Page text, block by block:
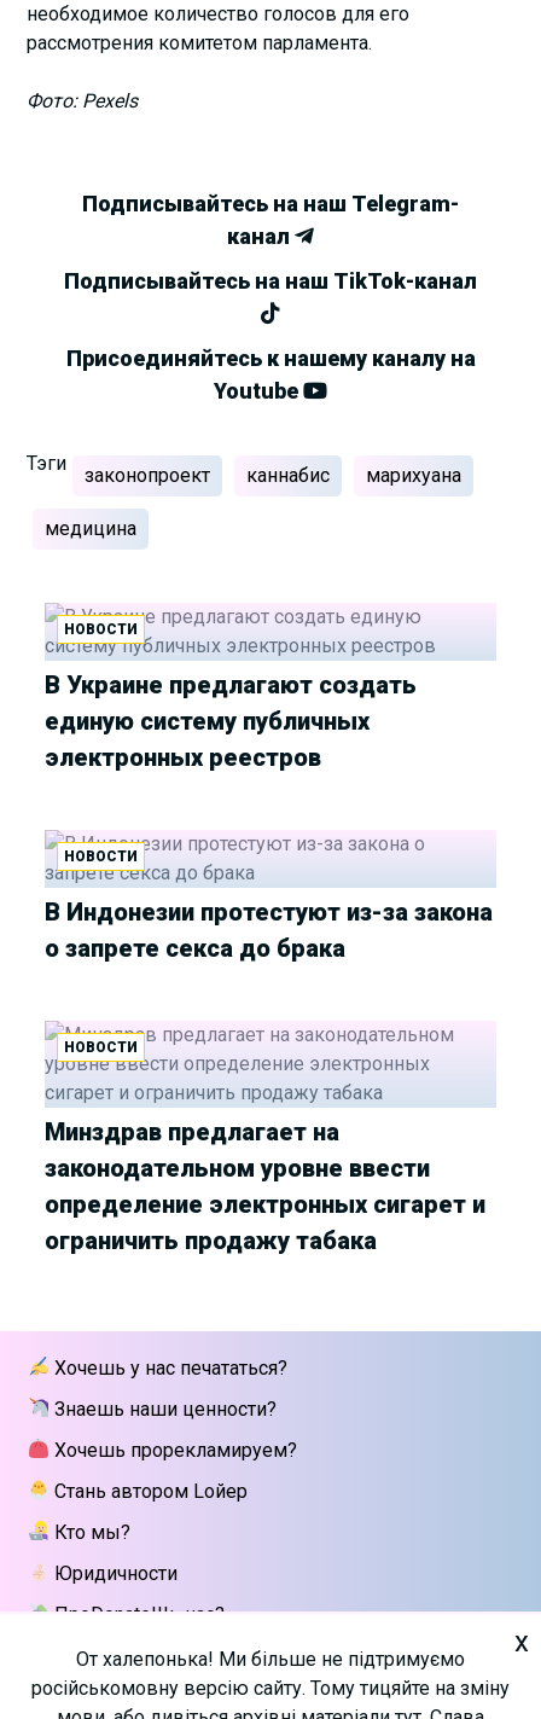
необходимое количество голосов для его
рассмотрения комитетом парламента.
Фото: Pexels
Подписывайтесь на наш Telegram-
канал
Подписывайтесь на наш TikTok-канал
Присоединяйтесь к нашему каналу на
Youtube
Тэги
законопроект каннабис марихуана
медицина
НОВОСТИ
В Украине предлагают создать
единую систему публичных
электронных реестров
НОВОСТИ
В Индонезии протестуют из-за закона
о запрете секса до брака
НОВОСТИ
Минздрав предлагает на
законодательном уровне ввести
определение электронных сигарет и
ограничить продажу табака
x
От халепонька! Ми більше не підтримуємо
російськомовну версію сайту. Тому тицяйте на зміну
Хочешь у нас печататься?
Знаешь наши ценности?
Хочешь прорекламируем?
Стань автором Lойер
Кто мы?
Юридичности
ПроDonateШь нас?
Напиши мне